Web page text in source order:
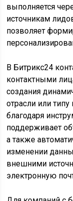
выполняется
источникам
позволяет
В Битрикс24
контактными
создания
отрасли или
благодаря
поддерживает
а также
изменении
внешними
электронную